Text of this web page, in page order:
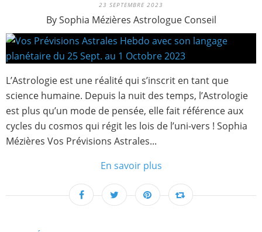
23 SEPTEMBRE 2023
By Sophia Mézières Astrologue Conseil
L’Astrologie est une réalité qui s’inscrit en tant que
science humaine. Depuis la nuit des temps, l’Astrologie
est plus qu’un mode de pensée, elle fait référence aux
cycles du cosmos qui régit les lois de l’uni-vers ! Sophia
Mézières Vos Prévisions Astrales...
En savoir plus